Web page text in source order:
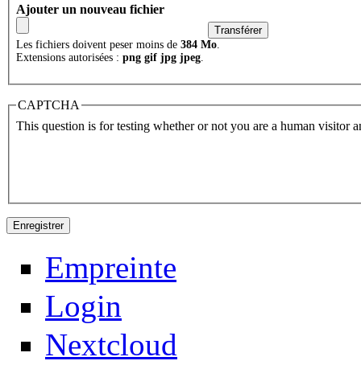
Ajouter un nouveau fichier
Les fichiers doivent peser moins de 384 Mo
Extensions autorisées : png gif jpg jpeg
CAPTCHA
This question is for testing whether or not you are a human visitor
Empreinte
Login
Nextcloud